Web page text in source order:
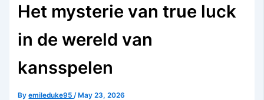
Het mysterie van true luck
in de wereld van
kansspelen
Byemileduke95 /May 23, 2026